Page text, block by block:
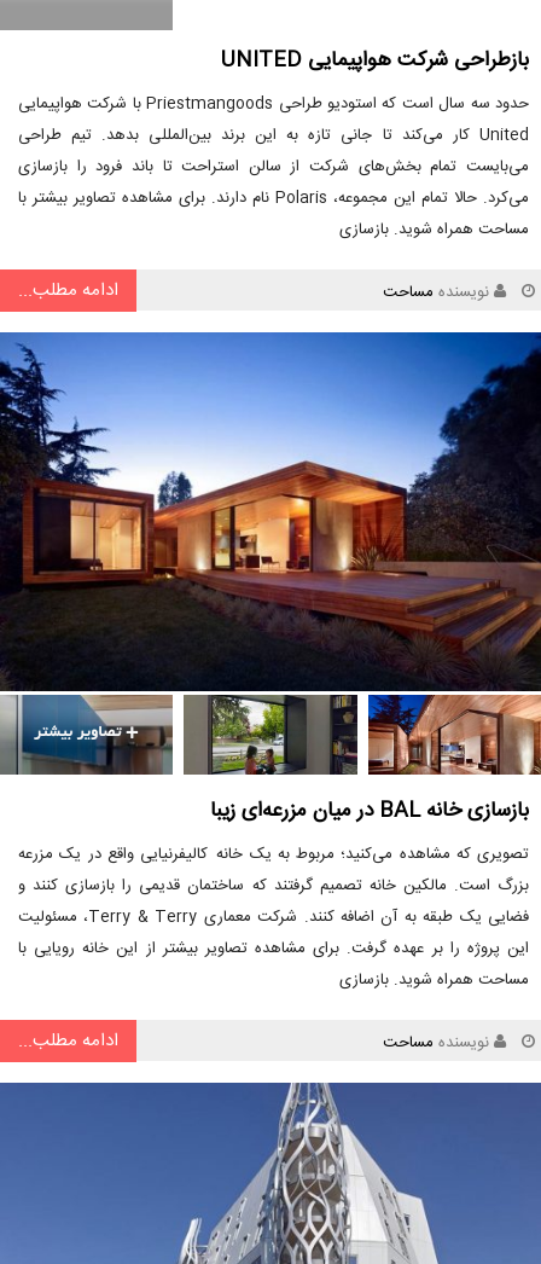
بازطراحی شرکت هواپیمایی UNITED
حدود سه سال است که استودیو طراحی Priestmangoods با شرکت هواپیمایی
United کار می‌کند تا جانی تازه به این برند بین‌المللی بدهد. تیم طراحی
می‌بایست تمام بخش‌های شرکت از سالن استراحت تا باند فرود را بازسازی
می‌کرد. حالا تمام این مجموعه، Polaris نام دارند. برای مشاهده تصاویر بیشتر با
مساحت همراه شوید. بازسازی
نویسنده مساحت ادامه مطلب...
بازسازی خانه BAL در میان مزرعه‌ای زیبا
تصویری که مشاهده می‌کنید؛ مربوط به یک خانه کالیفرنیایی واقع در یک مزرعه
بزرگ است. مالکین خانه تصمیم گرفتند که ساختمان قدیمی را بازسازی کنند و
فضایی یک طبقه به آن اضافه کنند. شرکت معماری Terry & Terry، مسئولیت
این پروژه را بر عهده گرفت. برای مشاهده تصاویر بیشتر از این خانه رویایی با
مساحت همراه شوید. بازسازی
نویسنده مساحت ادامه مطلب...